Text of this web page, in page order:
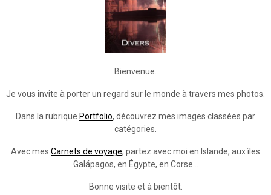
Bienvenue.
Je vous invite à porter un regard sur le monde à travers mes photos.
Dans la rubrique Portfolio, découvrez mes images classées par
catégories.
Avec mes Carnets de voyage, partez avec moi en Islande, aux îles
Galápagos, en Égypte, en Corse...
Bonne visite et à bientôt.